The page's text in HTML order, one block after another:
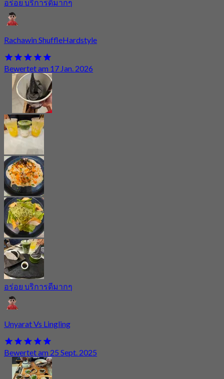
อร่อย บริการดีมากๆ
Rachawin ShuffleHardstyle
Bewertet am 17 Jan. 2026
อร่อย บริการดีมากๆ
Unyarat Vs Lingling
Bewertet am 25 Sept. 2025